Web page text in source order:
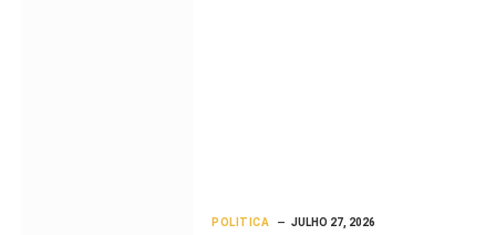
POLITICA JULHO 27, 2026